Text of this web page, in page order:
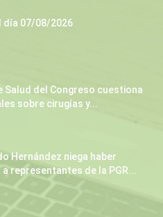
día 07/08/2026
Salud del Congreso cuestiona
sobre cirugías y...
Hernández niega haber
representantes de la PGR...